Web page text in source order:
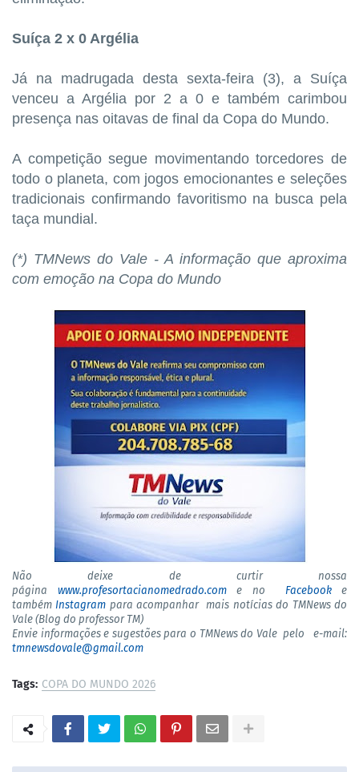
Suíça 2 x 0 Argélia
Já na madrugada desta sexta-feira (3), a Suíça
venceu a Argélia por 2 a 0 e também carimbou
presença nas oitavas de final da Copa do Mundo.
A competição segue movimentando torcedores de
todo o planeta, com jogos emocionantes e seleções
tradicionais confirmando favoritismo na busca pela
taça mundial.
(*) TMNews do Vale - A informação que aproxima
com emoção na Copa do Mundo
Não deixe de curtir nossa
página www.profesortacianomedrado.come no Facebooke
tambémInstagram para acompanhar mais notícias do TMNews do
Vale (Blog do professor TM)
Envie informações e sugestões para o TMNews do Vale pelo e-mail:
tmnewsdovale@gmail.com
Tags: COPA DO MUNDO 2026